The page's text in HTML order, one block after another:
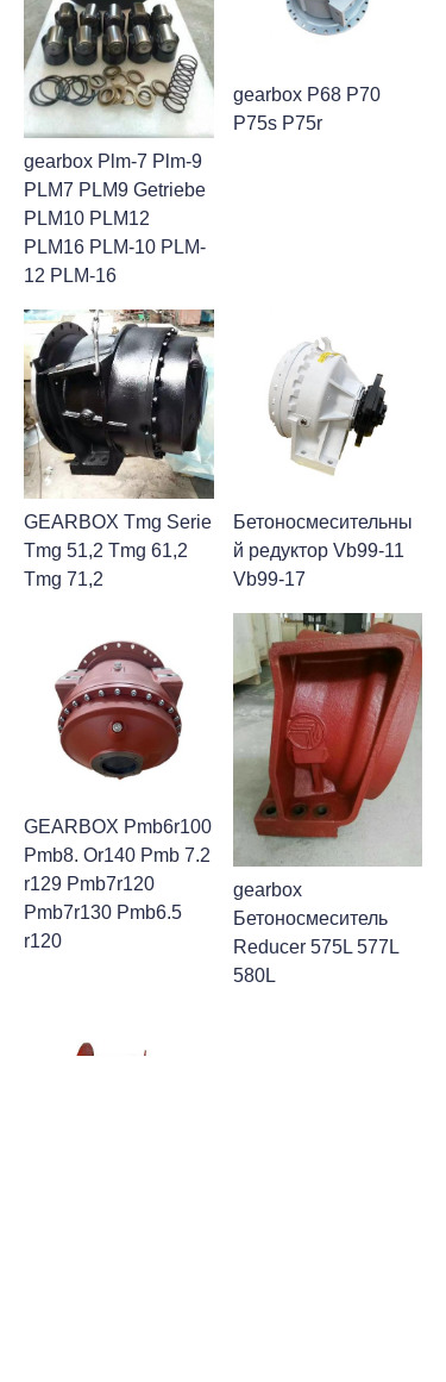
gearbox Plm-7 Plm-9
PLM7 PLM9 Getriebe
PLM10 PLM12
PLM16 PLM-10 PLM-
12 PLM-16
gearbox P68 P70
P75s P75r
GEARBOX Tmg Serie
Tmg 51,2 Tmg 61,2
Tmg 71,2
Бетоносмесительны
й редуктор Vb99-11
Vb99-17
GEARBOX Pmb6r100
Pmb8. Or140 Pmb 7.2
r129 Pmb7r120
Pmb7r130 Pmb6.5
r120
gearbox
Бетоносмеситель
Reducer 575L 577L
580L